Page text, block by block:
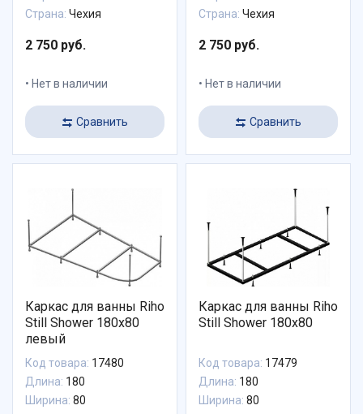
Страна: Чехия
2 750 руб.
Нет в наличии
Сравнить
Страна: Чехия
2 750 руб.
Нет в наличии
Сравнить
Каркас для ванны Riho
Still Shower 180x80
левый
Код товара: 17480
Длина: 180
Ширина: 80
Каркас для ванны Riho
Still Shower 180x80
Код товара: 17479
Длина: 180
Ширина: 80